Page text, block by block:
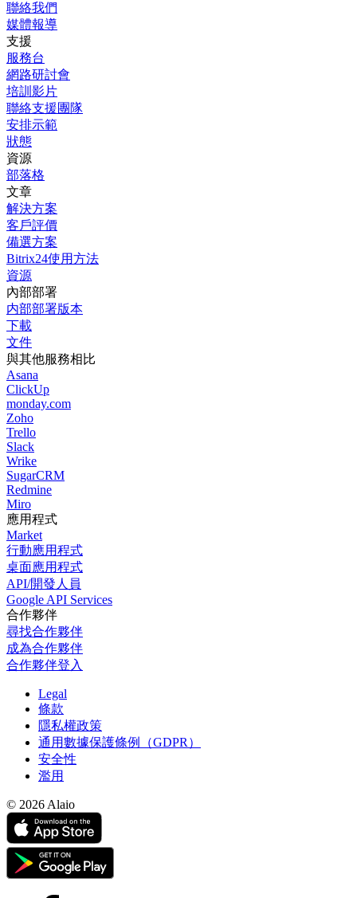
聯絡我們
媒體報導
支援
服務台
網路研討會
培訓影片
聯絡支援團隊
安排示範
狀態
資源
部落格
文章
解決方案
客戶評價
備選方案
Bitrix24使用方法
資源
內部部署
内部部署版本
下載
文件
與其他服務相比
Asana
ClickUp
monday.com
Zoho
Trello
Slack
Wrike
SugarCRM
Redmine
Miro
應用程式
Market
行動應用程式
桌面應用程式
API/開發人員
Google API Services
合作夥伴
尋找合作夥伴
成為合作夥伴
合作夥伴登入
Legal
條款
隱私權政策
通用數據保護條例（GDPR）
安全性
濫用
© 2026 Alaio